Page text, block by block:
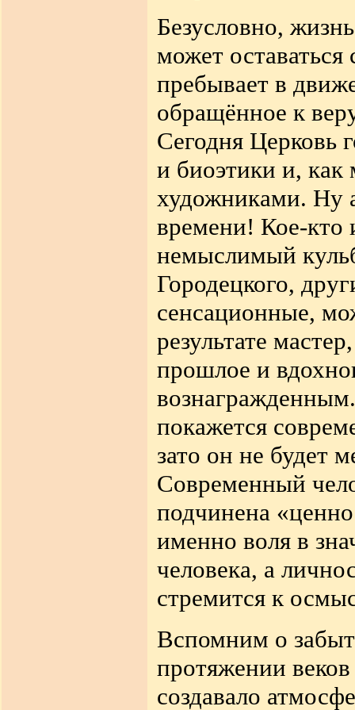
Безусловно,
может
пребывает в
обращённое к
Сегодня Церковь
и биоэтики и, как
художниками. Ну
времени! Кое-кто
немыслимый
Городецкого,
сенсационные,
результате
прошлое и
покажется
зато он не будет
Современный
подчинена
именно воля в
человека, а
стремится к
Вспомним о
протяжении
создавало